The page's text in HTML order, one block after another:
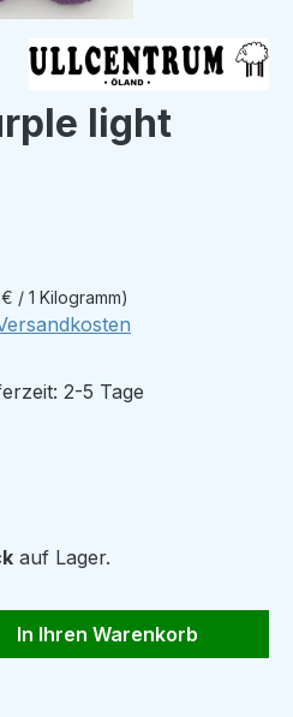
light
/ 1 Kilogramm)
2-5 Tage
auf Lager.
den
In Ihren Warenkorb